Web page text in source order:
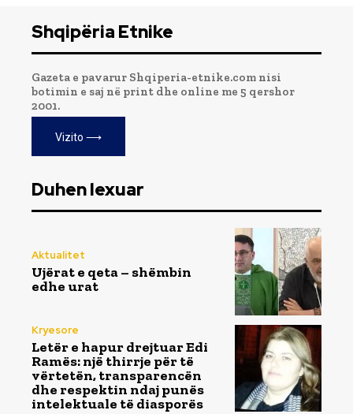
Shqipëria Etnike
Gazeta e pavarur Shqiperia-etnike.com nisi
botimin e saj në print dhe online me 5 qershor
2001.
Vizito ⟶
Duhen lexuar
Aktualitet
Ujërat e qeta – shëmbin
edhe urat
Kryesore
Letër e hapur drejtuar Edi
Ramës: një thirrje për të
vërtetën, transparencën
dhe respektin ndaj punës
intelektuale të diasporës